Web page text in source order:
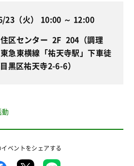
23（火） 10:00 ～ 12:00
区センター 2F 204（調理
急東横線「祐天寺駅」下車徒
黒区祐天寺2-6-6）
イベントをシェアする